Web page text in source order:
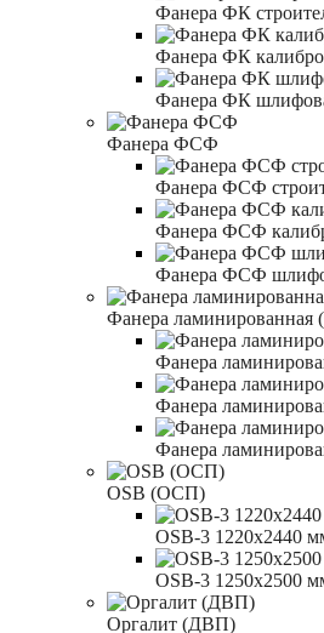
Фанера ФК
Фанера ФК
Фанера ФК
Фанера ФСФ
Фанера ФСФ
Фанера ФСФ
Фанера ФСФ
Фанера
Фанера
Фанера
Фанера
OSB (ОСП)
OSB-3 1220x2440
OSB-3 1250x2500
Оргалит (ДВП)